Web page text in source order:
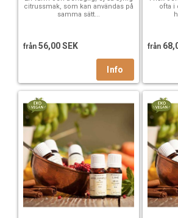
citrussmak, som kan användas på
samma sätt...
från 56,00 SEK
ofta i
från